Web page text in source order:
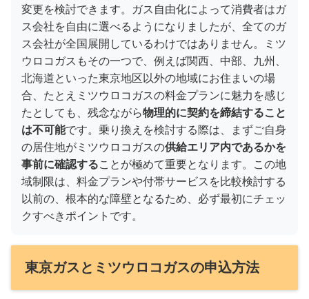
変更を検討できます。ガス自由化によって消費者はガ
ス会社を自由に選べるようになりましたが、全てのガ
ス会社が全国展開しているわけではありません。ミツ
ウロコガスもその一つで、例えば関西、中部、九州、
北海道といった東京地区以外の地域にお住まいの場
合、たとえミツウロコガスの料金プランに魅力を感じ
たとしても、残念ながら物理的に契約を締結すること
は不可能です。乗り換えを検討する際は、まずご自身
の居住地がミツウロコガスの供給エリア内であるかを
事前に確認することが極めて重要となります。この地
域制限は、料金プランや付帯サービスを比較検討する
以前の、根本的な障壁となるため、必ず最初にチェッ
クすべきポイントです。
東京ガスとミツウロコガスの申込方法